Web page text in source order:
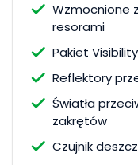
Wzmocnione
resorami
Pakiet
Reflektory
Światła
zakrętów
Czujnik